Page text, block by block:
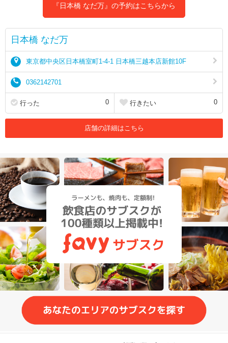
『日本橋 なだ万』の予約はこちらから
日本橋 なだ万
東京都中央区日本橋室町1-4-1 日本橋三越本店新館10F
0362142701
行った 0 行きたい 0
店舗の詳細はこちら